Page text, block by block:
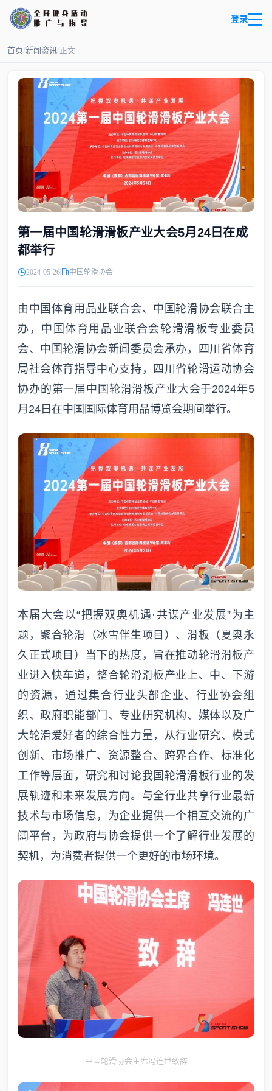
登录
首页/新闻资讯/正文
第一届中国轮滑滑板产业大会5月24日在成
都举行
2024-05-26 中国轮滑协会
由中国体育用品业联合会、中国轮滑协会联合主
办，中国体育用品业联合会轮滑滑板专业委员
会、中国轮滑协会新闻委员会承办，四川省体育
局社会体育指导中心支持，四川省轮滑运动协会
协办的第一届中国轮滑滑板产业大会于2024年5
月24日在中国国际体育用品博览会期间举行。
本届大会以“把握双奥机遇·共谋产业发展”为主
题，聚合轮滑（冰雪伴生项目）、滑板（夏奥永
久正式项目）当下的热度，旨在推动轮滑滑板产
业进入快车道，整合轮滑滑板产业上、中、下游
的资源，通过集合行业头部企业、行业协会组
织、政府职能部门、专业研究机构、媒体以及广
大轮滑爱好者的综合性力量，从行业研究、模式
创新、市场推广、资源整合、跨界合作、标准化
工作等层面，研究和讨论我国轮滑滑板行业的发
展轨迹和未来发展方向。与全行业共享行业最新
技术与市场信息，为企业提供一个相互交流的广
阔平台，为政府与协会提供一个了解行业发展的
契机，为消费者提供一个更好的市场环境。
中国轮滑协会主席冯连世致辞